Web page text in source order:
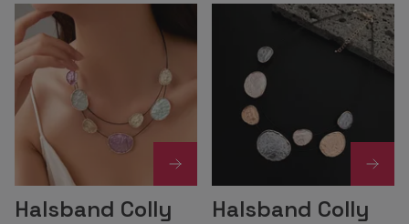
Halsband Colly
Halsband Colly